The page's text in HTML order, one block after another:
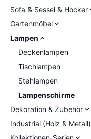
Sofa & Sessel & Hocker
Gartenmöbel
Lampen
Deckenlampen
Tischlampen
Stehlampen
Lampenschirme
Dekoration & Zubehör
Industrial (Holz & Metall)